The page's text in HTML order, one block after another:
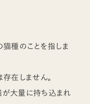
猫種のことを指しま
在しません。
大量に持ち込まれ